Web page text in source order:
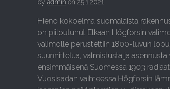
byadmin on25.1.2021
Hieno kokoelma suomalaista
on piiloutunut Elkaan Högforsin
valimolle perustettiin 1800-luvun
suunnittelua, valmistusta ja
ensimmäisenä Suomessa 1903
Vuosisadan vaihteessa Högforsin